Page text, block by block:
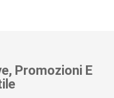
Promozioni E